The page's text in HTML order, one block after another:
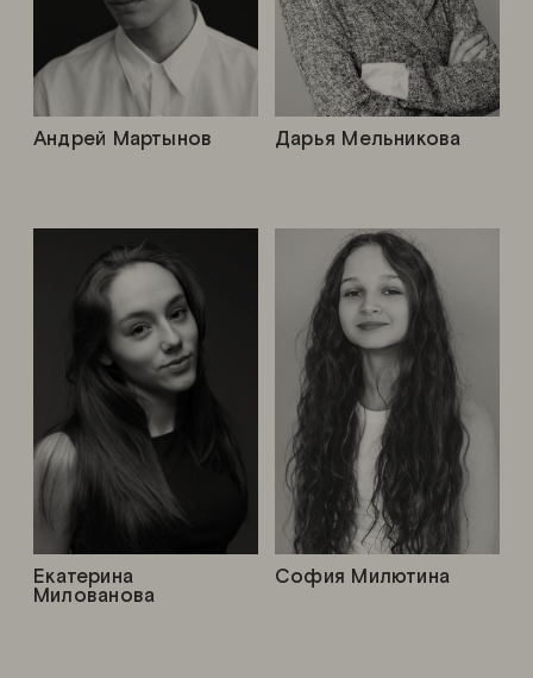
Дарья Мельникова
Андрей Мартынов
София Милютина
Екатерина
Милованова